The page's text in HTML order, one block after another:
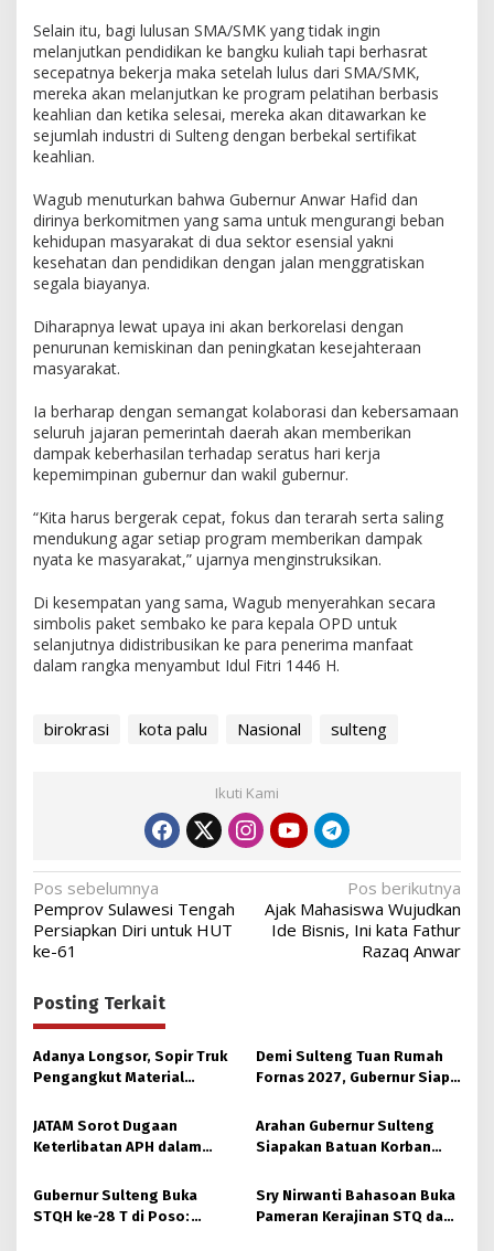
Selain itu, bagi lulusan SMA/SMK yang tidak ingin
melanjutkan pendidikan ke bangku kuliah tapi berhasrat
secepatnya bekerja maka setelah lulus dari SMA/SMK,
mereka akan melanjutkan ke program pelatihan berbasis
keahlian dan ketika selesai, mereka akan ditawarkan ke
sejumlah industri di Sulteng dengan berbekal sertifikat
keahlian.
Wagub menuturkan bahwa Gubernur Anwar Hafid dan
dirinya berkomitmen yang sama untuk mengurangi beban
kehidupan masyarakat di dua sektor esensial yakni
kesehatan dan pendidikan dengan jalan menggratiskan
segala biayanya.
Diharapnya lewat upaya ini akan berkorelasi dengan
penurunan kemiskinan dan peningkatan kesejahteraan
masyarakat.
Ia berharap dengan semangat kolaborasi dan kebersamaan
seluruh jajaran pemerintah daerah akan memberikan
dampak keberhasilan terhadap seratus hari kerja
kepemimpinan gubernur dan wakil gubernur.
“Kita harus bergerak cepat, fokus dan terarah serta saling
mendukung agar setiap program memberikan dampak
nyata ke masyarakat,” ujarnya menginstruksikan.
Di kesempatan yang sama, Wagub menyerahkan secara
simbolis paket sembako ke para kepala OPD untuk
selanjutnya didistribusikan ke para penerima manfaat
dalam rangka menyambut Idul Fitri 1446 H.
birokrasi kota palu Nasional sulteng
Ikuti Kami
Navigasi
pos
Pos sebelumnya
Pemprov Sulawesi Tengah
Persiapkan Diri untuk HUT
ke-61
Pos berikutnya
Ajak Mahasiswa Wujudkan
Ide Bisnis, Ini kata Fathur
Razaq Anwar
Posting Terkait
Adanya Longsor, Sopir Truk
Pengangkut Material
Korban
Demi Sulteng Tuan Rumah
Fornas 2027, Gubernur Siap
JATAM Sorot Dugaan
Keterlibatan APH dalam
Arahan Gubernur Sulteng
Siapakan Batuan Korban
Moutong Gerak Cepat
Distribusi
Gubernur Sulteng Buka
STQH ke-28 T di Poso:
Sry Nirwanti Bahasoan Buka
Pameran Kerajinan STQ dan